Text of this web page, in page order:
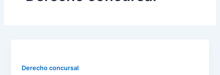
Derecho concursal